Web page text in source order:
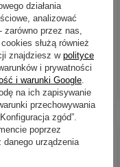
zł
produktów
DO KOSZYKA
działania
analizować
zarówno przez nas,
służą również
znajdziesz wpolityce
i prywatności
i warunki Google
na ich zapisywanie
przechowywania
zgód”.
poprzez
urządzenia